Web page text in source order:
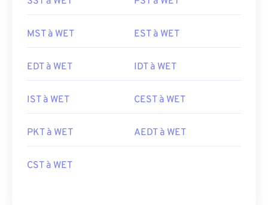
MST à WET EST à WET
EDT à WET IDT à WET
IST à WET CEST à WET
PKT à WET AEDT à WET
CST à WET